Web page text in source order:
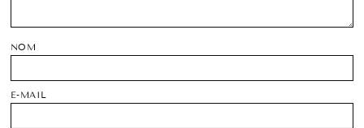
NOM
E-MAIL